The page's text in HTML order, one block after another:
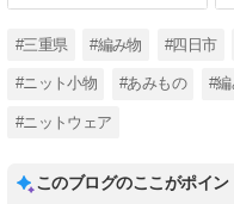
#三重県 #編み物 #四日市
#ニット小物 #あみもの #
#ニットウェア
このブログのここがポイン